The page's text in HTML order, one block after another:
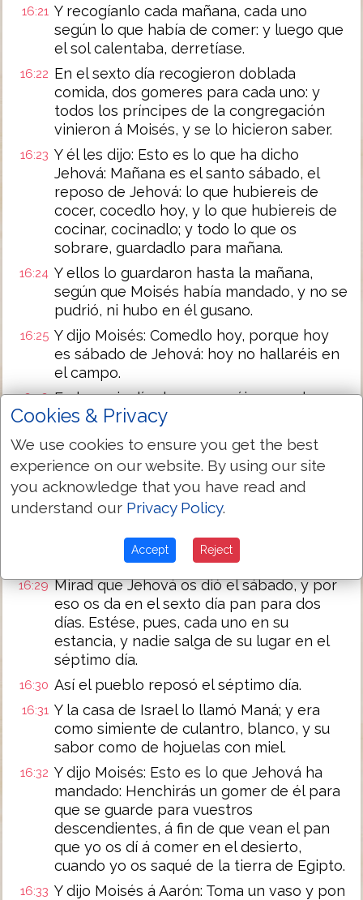
16:21 Y recogíanlo cada mañana, cada uno
según lo que había de comer: y luego que
el sol calentaba, derretíase.
16:22 En el sexto día recogieron doblada
comida, dos gomeres para cada uno: y
todos los príncipes de la congregación
vinieron á Moisés, y se lo hicieron saber.
16:23 Y él les dijo: Esto es lo que ha dicho
Jehová: Mañana es el santo sábado, el
reposo de Jehová: lo que hubiereis de
cocer, cocedlo hoy, y lo que hubiereis de
cocinar, cocinadlo; y todo lo que os
sobrare, guardadlo para mañana.
16:24 Y ellos lo guardaron hasta la mañana,
según que Moisés había mandado, y no se
pudrió, ni hubo en él gusano.
16:25 Y dijo Moisés: Comedlo hoy, porque hoy
es sábado de Jehová: hoy no hallaréis en
el campo.
16:26 En los seis días lo recogeréis; mas el
séptimo día es sábado, en el cual no se
hallará.
16:27 Y aconteció que algunos del pueblo
salieron en el séptimo día á recoger, y no
hallaron.
querréis guardar mis mandamientos y mis
16:29 Mirad que Jehová os dió el sábado, y por
eso os da en el sexto día pan para dos
días. Estése, pues, cada uno en su
estancia, y nadie salga de su lugar en el
séptimo día.
16:30 Así el pueblo reposó el séptimo día.
16:31 Y la casa de Israel lo llamó Maná; y era
como simiente de culantro, blanco, y su
sabor como de hojuelas con miel.
16:32 Y dijo Moisés: Esto es lo que Jehová ha
mandado: Henchirás un gomer de él para
que se guarde para vuestros
descendientes, á fin de que vean el pan
que yo os dí á comer en el desierto,
cuando yo os saqué de la tierra de Egipto.
16:33 Y dijo Moisés á Aarón: Toma un vaso y pon
Cookies & Privacy
We use cookies to ensure you get the best
experience on our website. By using our site
you acknowledge that you have read and
understand our Privacy Policy.
Accept Reject